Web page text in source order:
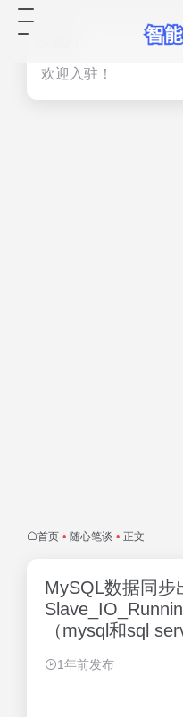
欢迎入驻！
首页 • 随心笔谈 • 正文
MySQL数据同步
（mysql和sql
1年前发布